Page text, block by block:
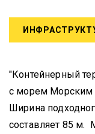
"Контейнерный
с морем Морским
Ширина
составляет 85 м.